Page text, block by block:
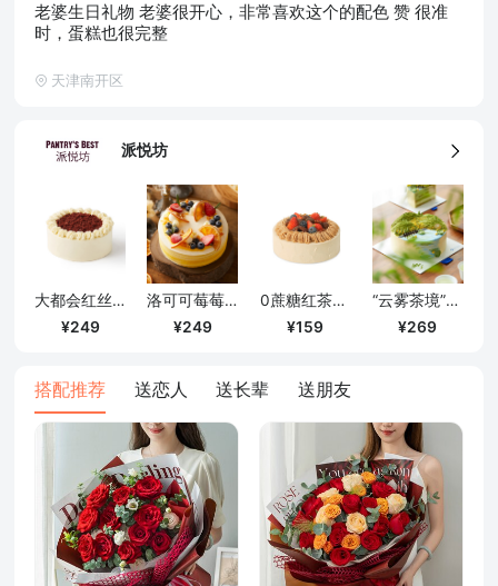
老婆生日礼物 老婆很开心，非常喜欢这个的配色 赞 很准
时，蛋糕也很完整
天津南开区
派悦坊
大都会红丝绒蛋糕（6寸）
249
洛可可莓莓百香柠檬蛋糕（6寸）
249
0蔗糖红茶栗子奶油蛋糕/4寸
159
“云雾茶境”龙井柚子芝心戚风蛋糕/6寸
269
搭配推荐 送恋人 送长辈 送朋友